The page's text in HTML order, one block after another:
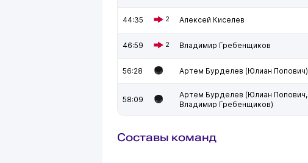
44:35 2 Алексей Киселев
46:59 2 Владимир Гребенщиков
56:28 Артем Бурделев (Юлиан Попович)
58:09
Артем Бурделев (Юлиан Попович,
Владимир Гребенщиков)
Составы команд